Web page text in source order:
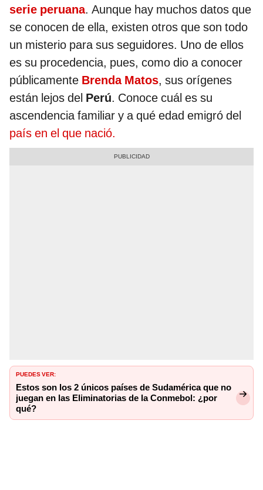
serie peruana. Aunque hay muchos datos que
se conocen de ella, existen otros que son todo
un misterio para sus seguidores. Uno de ellos
es su procedencia, pues, como dio a conocer
públicamente Brenda Matos, sus orígenes
están lejos del Perú. Conoce cuál es su
ascendencia familiar y a qué edad emigró del
país en el que nació.
PUEDES VER:
Estos son los 2 únicos países de Sudamérica que no
juegan en las Eliminatorias de la Conmebol: ¿por
qué?